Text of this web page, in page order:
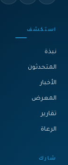
استكشف
نبذة‎
المتحدثون
الأخبار
المعرض
تقارير
الرعاة
شارك